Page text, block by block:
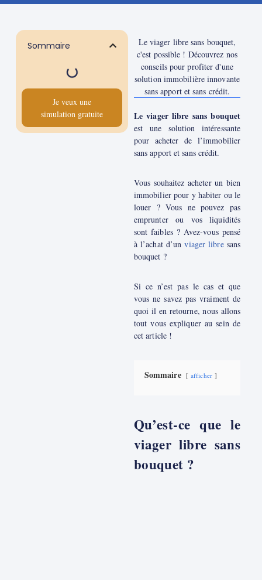
Sommaire
Je veux une
simulation gratuite
Le viager libre sans bouquet,
c'est possible ! Découvrez nos
conseils pour profiter d'une
solution immobilière innovante
sans apport et sans crédit.
Le viager libre sans bouquet
est une solution intéressante
pour acheter de l’immobilier
sans apport et sans crédit.
Vous souhaitez acheter un bien
immobilier pour y habiter ou le
louer ? Vous ne pouvez pas
emprunter ou vos liquidités
sont faibles ? Avez-vous pensé
à l’achat d’unviager libresans
bouquet ?
Si ce n’est pas le cas et que
vous ne savez pas vraiment de
quoi il en retourne, nous allons
tout vous expliquer au sein de
cet article !
Sommaire afficher
Qu’est-ce que le
viager libre sans
bouquet ?